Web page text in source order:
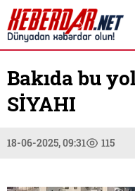
Bakıda bu
SİYAHI
18-06-2025, 09:31 115